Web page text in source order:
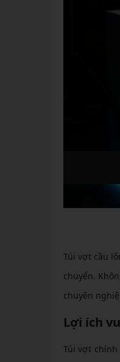
Túi vợt cầu
chuyển.
chuyên
Lợi ích
Túi vợt chính